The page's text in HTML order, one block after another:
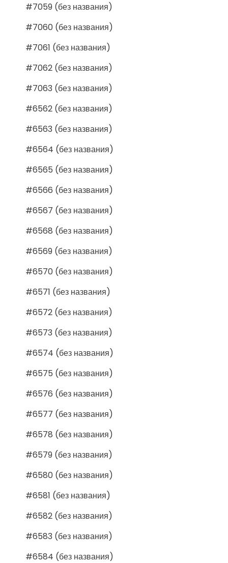
#7059 (без названия)
#7060 (без названия)
#7061 (без названия)
#7062 (без названия)
#7063 (без названия)
#6562 (без названия)
#6563 (без названия)
#6564 (без названия)
#6565 (без названия)
#6566 (без названия)
#6567 (без названия)
#6568 (без названия)
#6569 (без названия)
#6570 (без названия)
#6571 (без названия)
#6572 (без названия)
#6573 (без названия)
#6574 (без названия)
#6575 (без названия)
#6576 (без названия)
#6577 (без названия)
#6578 (без названия)
#6579 (без названия)
#6580 (без названия)
#6581 (без названия)
#6582 (без названия)
#6583 (без названия)
#6584 (без названия)